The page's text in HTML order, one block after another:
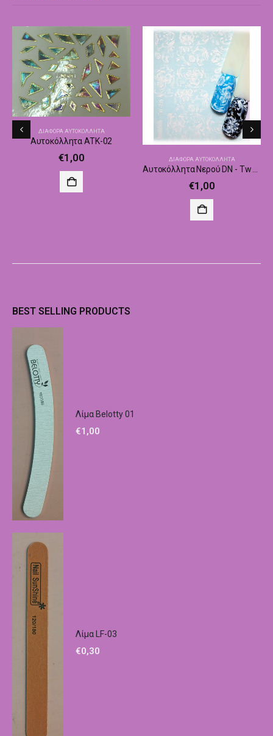
ΔΙΆΦΟΡΑ ΑΥΤΟΚΌΛΛΗΤΑ
Αυτοκόλλητα ATK-02
€1,00 ΔΙΆΦΟΡΑ ΑΥΤΟΚΌΛΛΗΤΑ
€1,00
BEST SELLING PRODUCTS
Λίμα Belotty 01
€1,00
Λίμα LF-03
€0,30